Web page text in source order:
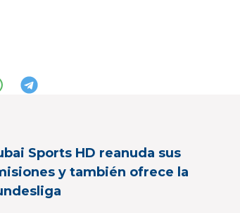
Sports HD reanuda sus
y también ofrece la